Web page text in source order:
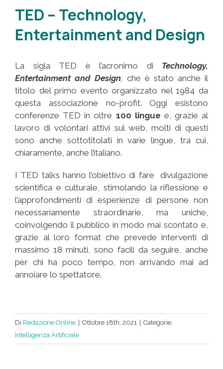
TED – Technology,
Entertainment and Design
La sigla TED è l’acronimo di Technology,
Entertainment and Design che è stato anche il
titolo del primo evento organizzato nel 1984 da
questa associazione no-profit. Oggi esistono
conferenze TED in oltre 100 lingue e, grazie al
lavoro di volontari attivi sul web, molti di questi
sono anche sottotitolati in varie lingue, tra cui,
chiaramente, anche l’italiano.
I TED talks hanno l’obiettivo di fare divulgazione
scientifica e culturale, stimolando la riflessione e
l’approfondimenti di esperienze di persone non
necessariamente straordinarie, ma uniche,
coinvolgendo il pubblico in modo mai scontato e,
grazie al loro format che prevede interventi di
massimo 18 minuti, sono facili da seguire, anche
per chi ha poco tempo, non arrivando mai ad
annoiare lo spettatore.
Di Redazione Online | Ottobre 18th, 2021 | Categorie:
Intelligenza Artificiale